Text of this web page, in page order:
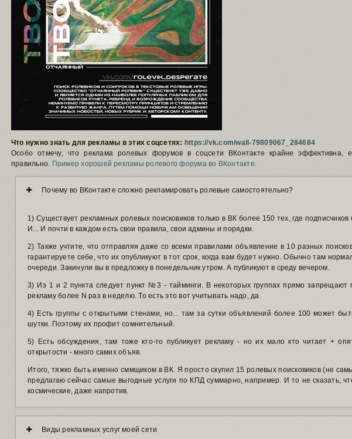
Что нужно знать для рекламы в этих соцсетях: https://vk.com/wall-79809067_284684
Особо отмечу, что реклама ролевых форумов в соцсети ВКонтакте крайне эффективна,
правильно. Пример хорошей рекламы ролевого форума во ВКонтакте.
Почему во ВКонтакте сложно рекламировать ролевые самостоятельно?
1) Существует рекламных ролевых поисковиков только в ВК более 150 тех, где
И... И почти в каждом есть свои правила, свои админы и порядки.
2) Также учтите, что отправляя даже со всеми правилами объявление в 10 разных
гарантируете себе, что их опубликуют в тот срок, когда вам будет нужно. Обычно там
очереди. Закинули вы в предложку в понедельник утром. А публикуют в среду вечером.
3) Из 1 и 2 пункта следует пункт №3 - тайминги. В некоторых группах прямо запрещают
рекламу более N раз в неделю. То есть это вот учитывать надо, да.
4) Есть группы с открытыми стенами, но... там за сутки объявлений более 100 может
шутки. Поэтому их профит сомнительный.
5) Есть обсуждения, там тоже кто-то публикует рекламу - но их мало кто читает +
открытости - много самих объяв.
Итого, тяжко быть именно сммщиком в ВК. Я просто скупил 15 ролевых поисковиков (не
предлагаю сейчас самые выгодные услуги по КПД суммарно, например. И то не сказать,
космические, даже напротив.
Виды рекламных услуг моей сети